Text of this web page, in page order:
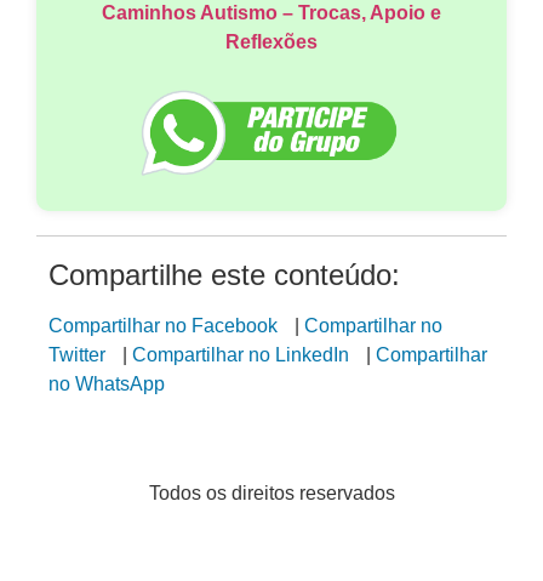
Caminhos Autismo – Trocas, Apoio e
Reflexões
Compartilhe este conteúdo:
Compartilhar no Facebook | Compartilhar no
Twitter
| Compartilhar no LinkedIn | Compartilhar
no WhatsApp
Todos os direitos reservados